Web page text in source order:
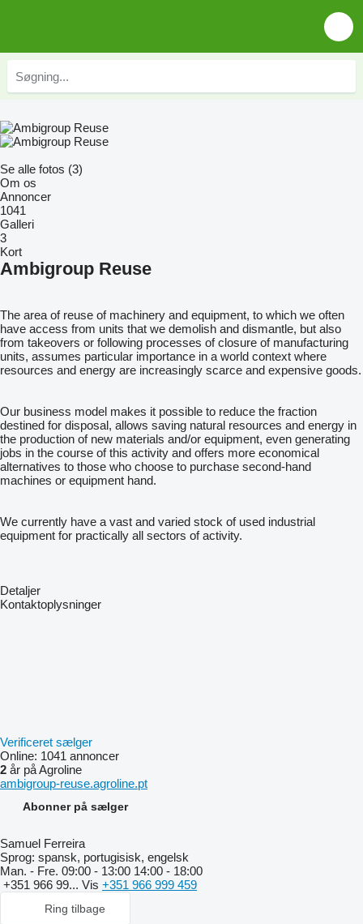
Se alle fotos (3)
Om os
Annoncer
1041
Galleri
3
Kort
Ambigroup Reuse
The area of ​​reuse of machinery and equipment, to which we often
have access from units that we demolish and dismantle, but also
from takeovers or following processes of closure of manufacturing
units, assumes particular importance in a world context where
resources and energy are increasingly scarce and expensive goods.
Our business model makes it possible to reduce the fraction
destined for disposal, allows saving natural resources and energy in
the production of new materials and/or equipment, even generating
jobs in the course of this activity and offers more economical
alternatives to those who choose to purchase second-hand
machines or equipment hand.
We currently have a vast and varied stock of used industrial
equipment for practically all sectors of activity.
Detaljer
Kontaktoplysninger
Verificeret sælger
Online: 1041 annoncer
2 år på Agroline
ambigroup-reuse.agroline.pt
Abonner på sælger
Samuel Ferreira
Sprog: spansk, portugisisk, engelsk
Man. - Fre. 09:00 - 13:00 14:00 - 18:00
+351 966 99... Vis +351 966 999 459
Ring tilbage